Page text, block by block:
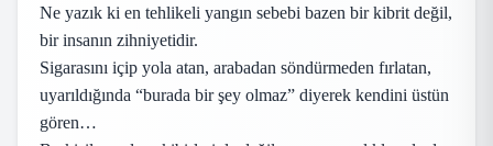
Ne yazık ki en tehlikeli yangın sebebi bazen bir kibrit değil,
bir insanın zihniyetidir.
Sigarasını içip yola atan, arabadan söndürmeden fırlatan,
uyarıldığında “burada bir şey olmaz” diyerek kendini üstün
gören…